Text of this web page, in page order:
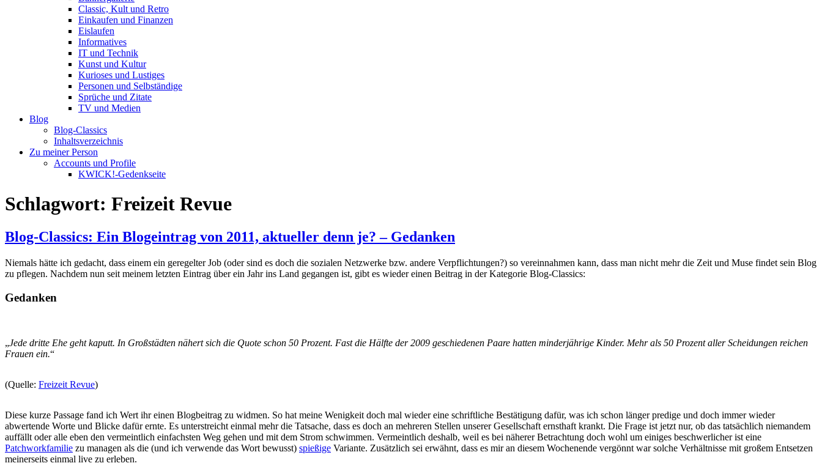
Classic, Kult und Retro
Einkaufen und Finanzen
Eislaufen
Informatives
IT und Technik
Kunst und Kultur
Kurioses und Lustiges
Personen und Selbständige
Sprüche und Zitate
TV und Medien
Blog
Blog-Classics
Inhaltsverzeichnis
Zu meiner Person
Accounts und Profile
KWICK!-Gedenkseite
Schlagwort: Freizeit Revue
Blog-Classics: Ein Blogeintrag von 2011, aktueller denn je? – Gedanken
Niemals hätte ich gedacht, dass einem ein geregelter Job (oder sind es doch die sozialen Netzwerke bzw. andere Verpflichtungen?) so vereinnahmen kann, dass man nicht mehr die Zeit und Muse findet sein Blog
zu pflegen. Nachdem nun seit meinem letzten Eintrag über ein Jahr ins Land gegangen ist, gibt es wieder einen Beitrag in der Kategorie Blog-Classics:
Gedanken
„Jede drit­te Ehe geht kaputt. In Groß­­stä­dten näh­ert sich die Quo­te schon 50 Pro­zent. Fast die Hälf­te der 2009 ge­schie­de­nen Paa­re hat­ten min­der­jäh­ri­ge Kin­der. Mehr als 50 Proz­ent al­ler Schei­du­ngen rei­chen
Frau­en ein.“
(Quelle: Freizeit Revue)
Diese kurze Passage fand ich Wert ihr einen Blogbeitrag zu widmen. So hat meine Wenigkeit doch mal wieder eine schriftliche Bestätigung dafür, was ich schon länger predige und doch immer wieder
abwertende Worte und Blicke dafür ernte. Es unterstreicht einmal mehr die Tatsache, dass es doch an mehreren Stellen unserer Gesellschaft ernsthaft krankt. Die Frage ist jetzt nur, ob das tatsächlich niemandem
auffällt oder alle eben den vermeintlich einfachsten Weg gehen und mit dem Strom schwimmen. Vermeintlich deshalb, weil es bei näherer Betrachtung doch wohl um einiges beschwerlicher ist eine
Patchworkfamilie zu managen als die (und ich verwende das Wort bewusst) spießige Variante. Zusätzlich sei erwähnt, dass es mir an diesem Wochenende vergönnt war solche Verhältnisse mit großem Entsetzen
meinerseits einmal live zu erleben.